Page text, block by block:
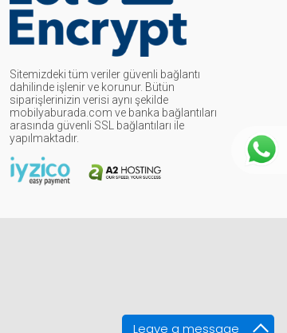
Leave a message
Sitemizdeki tüm veriler güvenli bağlantı
dahilinde işlenir ve korunur. Bütün
siparişlerinizin verisi aynı şekilde
mobilyaburada.com ve banka bağlantıları
arasında güvenli SSL bağlantıları ile
yapılmaktadır.